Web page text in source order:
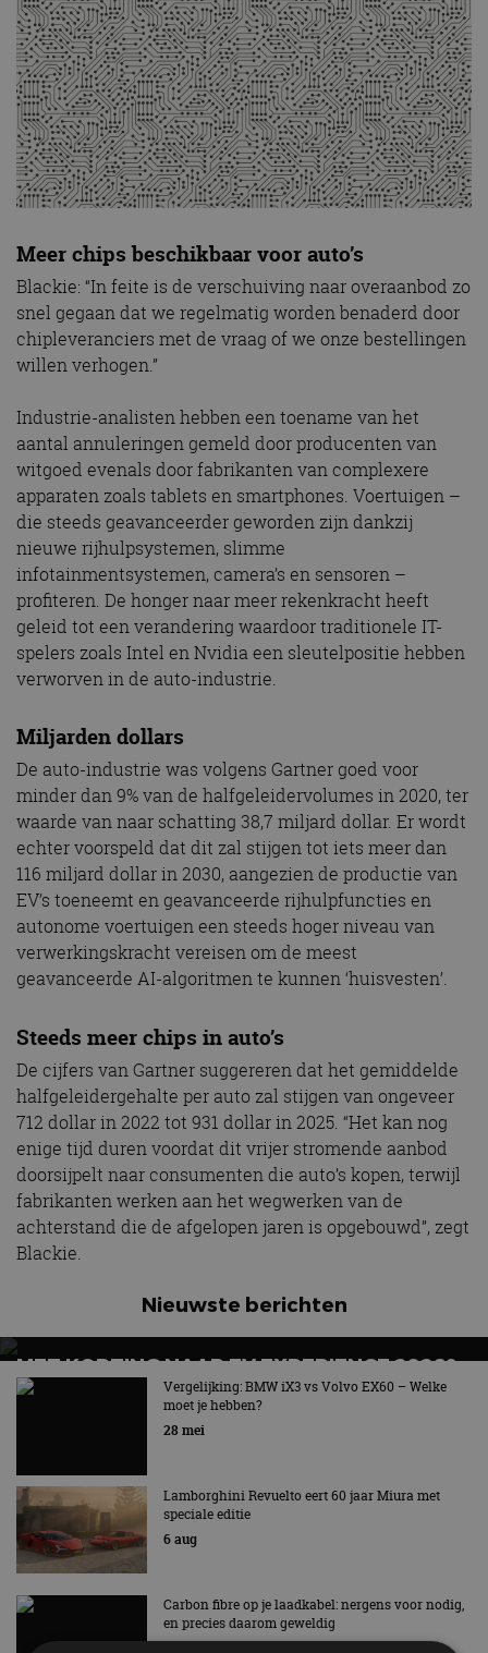
Meer chips beschikbaar voor auto’s
Blackie: “In feite is de verschuiving naar overaanbod zo
snel gegaan dat we regelmatig worden benaderd door
chipleveranciers met de vraag of we onze bestellingen
willen verhogen.”
Industrie-analisten hebben een toename van het
aantal annuleringen gemeld door producenten van
witgoed evenals door fabrikanten van complexere
apparaten zoals tablets en smartphones. Voertuigen –
die steeds geavanceerder geworden zijn dankzij
nieuwe rijhulpsystemen, slimme
infotainmentsystemen, camera’s en sensoren –
profiteren. De honger naar meer rekenkracht heeft
geleid tot een verandering waardoor traditionele IT-
spelers zoals Intel en Nvidia een sleutelpositie hebben
verworven in de auto-industrie.
Miljarden dollars
De auto-industrie was volgens Gartner goed voor
minder dan 9% van de halfgeleidervolumes in 2020, ter
waarde van naar schatting 38,7 miljard dollar. Er wordt
echter voorspeld dat dit zal stijgen tot iets meer dan
116 miljard dollar in 2030, aangezien de productie van
EV’s toeneemt en geavanceerde rijhulpfuncties en
autonome voertuigen een steeds hoger niveau van
verwerkingskracht vereisen om de meest
geavanceerde AI-algoritmen te kunnen ‘huisvesten’.
Steeds meer chips in auto’s
De cijfers van Gartner suggereren dat het gemiddelde
halfgeleidergehalte per auto zal stijgen van ongeveer
712 dollar in 2022 tot 931 dollar in 2025. “Het kan nog
enige tijd duren voordat dit vrijer stromende aanbod
doorsijpelt naar consumenten die auto’s kopen, terwijl
fabrikanten werken aan het wegwerken van de
achterstand die de afgelopen jaren is opgebouwd”, zegt
Blackie.
Nieuwste berichten
MET KORTING NAAR EV EXPERIENCE 2026?
AUTORAI REGELT HET!
EV Experience 2026 van 24 tot 26 september
Vergelijking: BMW iX3 vs Volvo EX60 – Welke
moet je hebben?
28 mei
Lamborghini Revuelto eert 60 jaar Miura met
speciale editie
6 aug
Carbon fibre op je laadkabel: nergens voor nodig,
en precies daarom geweldig